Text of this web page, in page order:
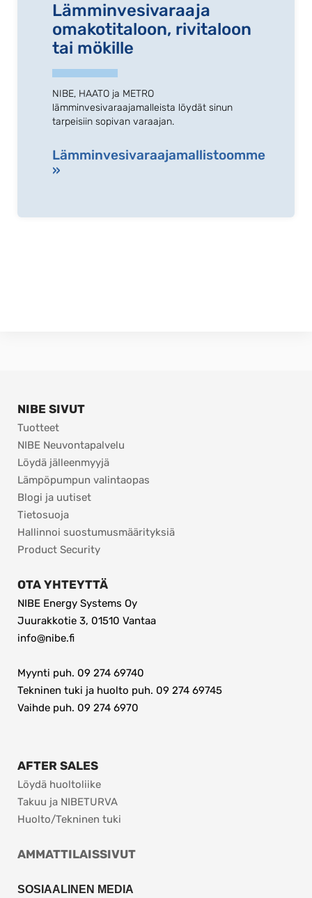
Lämminvesivaraaja
omakotitaloon, rivitaloon
tai mökille
NIBE, HAATO ja METRO
lämminvesivaraajamalleista löydät sinun
tarpeisiin sopivan varaajan.
Lämminvesivaraajamallistoomme
»
NIBE SIVUT
Tuotteet
NIBE Neuvontapalvelu
Löydä jälleenmyyjä
Lämpöpumpun valintaopas
Blogi ja uutiset
Tietosuoja
Hallinnoi suostumusmäärityksiä
Product Security
OTA YHTEYTTÄ
NIBE Energy Systems Oy
Juurakkotie 3, 01510 Vantaa
info@nibe.fi
Myynti puh. 09 274 69740
Tekninen tuki ja huolto puh. 09 274 69745
Vaihde puh. 09 274 6970
AFTER SALES
Löydä huoltoliike
Takuu ja NIBETURVA
Huolto/Tekninen tuki
AMMATTILAISSIVUT
SOSIAALINEN MEDIA